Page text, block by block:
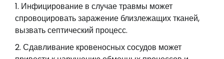
Инфицирование в случае травмы может
спровоцировать заражение близлежащих тканей,
вызвать септический процесс.
Сдавливание кровеносных сосудов может